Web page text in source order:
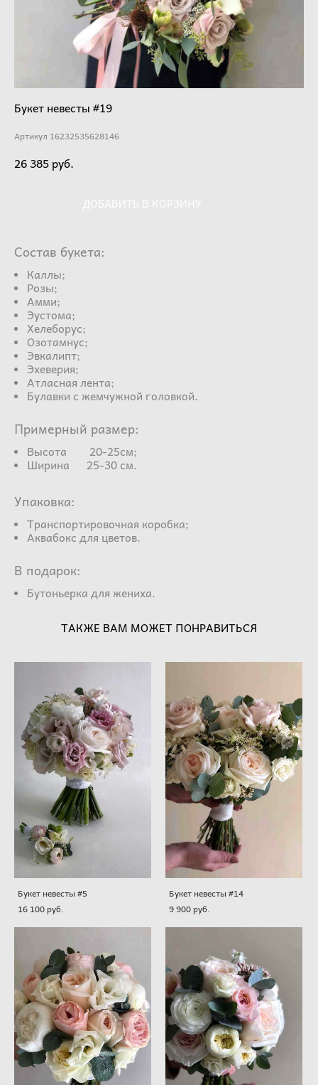
Букет невесты #19
Артикул 16232535628146
26 385 pуб.
Состав букета:
Каллы;
Розы;
Амми;
Эустома;
Хелеборус;
Озотамнус;
Эвкалипт;
Эхеверия;
Атласная лента;
Булавки с жемчужной головкой.
Примерный размер:
Высота 20-25см;
Ширина 25-30 см.
Упаковка:
Транспортировочная коробка;
Аквабокс для цветов.
В подарок:
Бутоньерка для жениха.
ТАКЖЕ ВАМ МОЖЕТ ПОНРАВИТЬСЯ
Букет невесты #5
16 100 pуб.
Букет невесты #14
9 900 pуб.